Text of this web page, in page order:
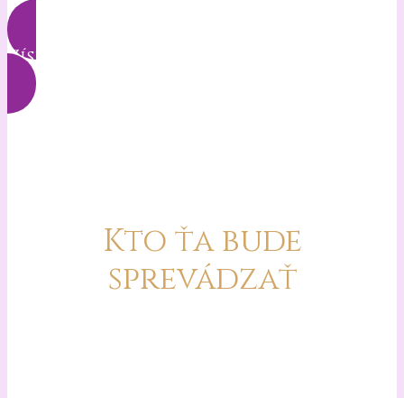
Získať prístup k záznamu
Kto ťa bude
sprevádzať